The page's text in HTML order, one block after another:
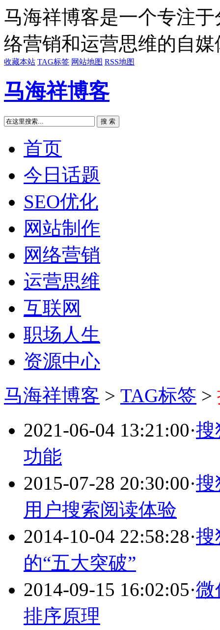
马海祥博客是一个专注
络营销和运营思维的自
收藏本站 TAG标签 网站地图 RSS地图
马海祥博客
搜 索
首页
今日话题
SEO优化
网站制作
网络营销
运营思维
互联网
职场人生
资源中心
马海祥博客 > TAG标签 >
2021-06-04 13:21:00·搜
功能
2015-07-28 20:30:00·搜
用户搜索阅读体验
2014-10-04 22:58:28·搜
的“五大突破”
2014-09-15 16:02:05·微
排序原理